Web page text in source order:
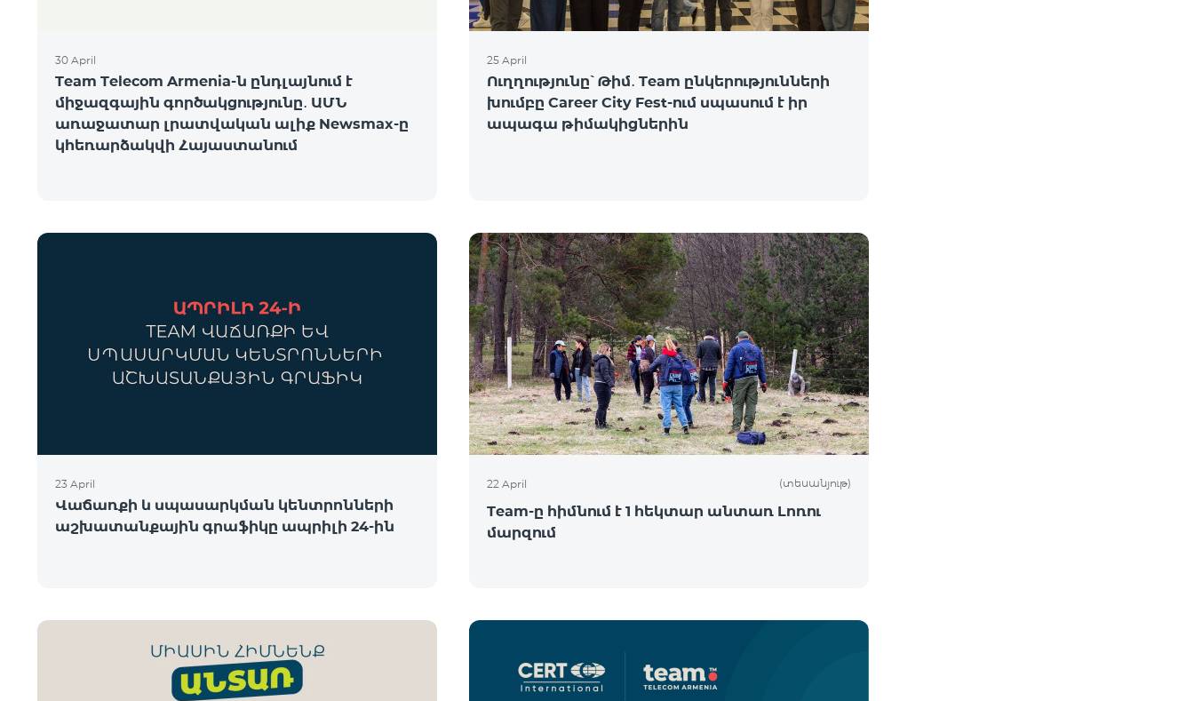
30 April
Team Telecom Armenia-ն ընդլայնում է
միջազգային գործակցությունը․ ԱՄՆ
առաջատար լրատվական ալիք Newsmax-ը
կհեռարձակվի Հայաստանում
25 April
Ուղղությունը՝ Թիմ․ Team ընկերությունների
խումբը Career City Fest-ում սպասում է իր
ապագա թիմակիցներին
23 April
Վաճառքի և սպասարկման կենտրոնների
աշխատանքային գրաֆիկը ապրիլի 24-ին
22 April (տեսանյութ)
Team-ը հիմնում է 1 հեկտար անտառ Լոռու
մարզում